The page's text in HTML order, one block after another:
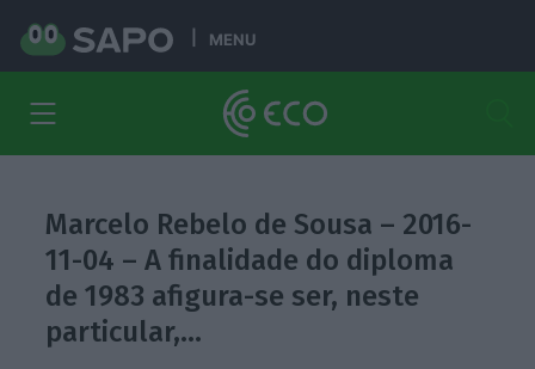
MENU
Marcelo Rebelo de Sousa – 2016-
11-04 – A finalidade do diploma
de 1983 afigura-se ser, neste
particular,…